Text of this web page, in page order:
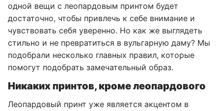
одной вещи с леопардовым принтом будет
достаточно, чтобы привлечь к себе внимание и
чувствовать себя уверенно. Но как же выглядеть
стильно и не превратиться в вульгарную даму? Мы
подобрали несколько главных правил, которые
помогут подобрать замечательный образ.
Никаких принтов, кроме леопардового
Леопардовый принт уже является акцентом в